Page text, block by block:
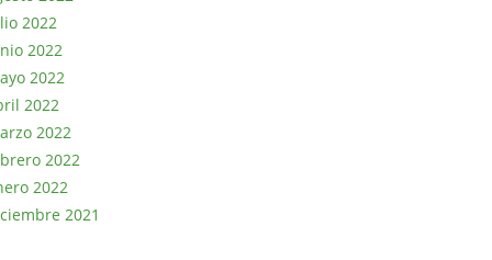
2022
2022
2022
2022
2022
2022
2022
2021